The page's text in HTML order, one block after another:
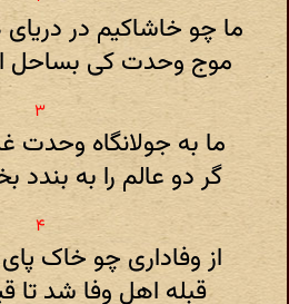
ما چو خاشاکیم در
موج وحدت کی بساحل
ما به جولانگاه وحدت
گر دو عالم را به بندد
از وفاداری چو خاک
قبله اهل وفا شد تا